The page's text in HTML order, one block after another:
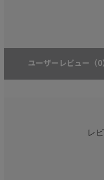
ユーザーレビュー （0）
レ